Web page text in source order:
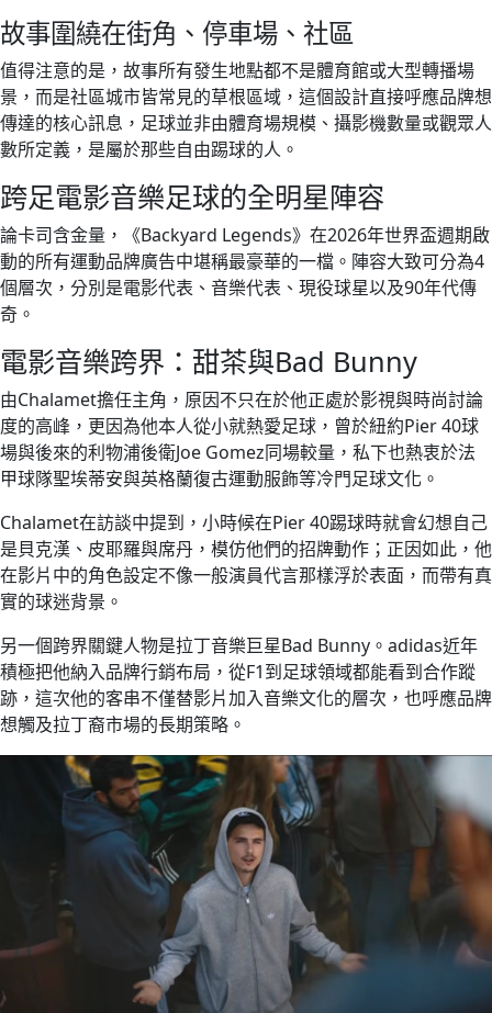
故事圍繞在街角、停車場、社區
值得注意的是，故事所有發生地點都不是體育館或大型轉播場
景，而是社區城市皆常見的草根區域，這個設計直接呼應品牌想
傳達的核心訊息，足球並非由體育場規模、攝影機數量或觀眾人
數所定義，是屬於那些自由踢球的人。
跨足電影音樂足球的全明星陣容
論卡司含金量，《Backyard Legends》在2026年世界盃週期啟
動的所有運動品牌廣告中堪稱最豪華的一檔。陣容大致可分為4
個層次，分別是電影代表、音樂代表、現役球星以及90年代傳
奇。
電影音樂跨界：甜茶與Bad Bunny
由Chalamet擔任主角，原因不只在於他正處於影視與時尚討論
度的高峰，更因為他本人從小就熱愛足球，曾於紐約Pier 40球
場與後來的利物浦後衛Joe Gomez同場較量，私下也熱衷於法
甲球隊聖埃蒂安與英格蘭復古運動服飾等冷門足球文化。
Chalamet在訪談中提到，小時候在Pier 40踢球時就會幻想自己
是貝克漢、皮耶羅與席丹，模仿他們的招牌動作；正因如此，他
在影片中的角色設定不像一般演員代言那樣浮於表面，而帶有真
實的球迷背景。
另一個跨界關鍵人物是拉丁音樂巨星Bad Bunny。adidas近年
積極把他納入品牌行銷布局，從F1到足球領域都能看到合作蹤
跡，這次他的客串不僅替影片加入音樂文化的層次，也呼應品牌
想觸及拉丁裔市場的長期策略。